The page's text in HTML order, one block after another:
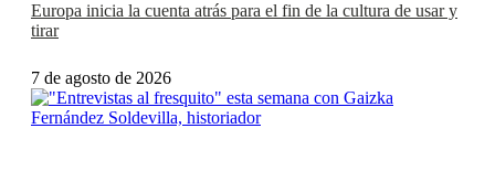
Europa inicia la cuenta atrás para el fin de la cultura de usar y
tirar
7 de agosto de 2026